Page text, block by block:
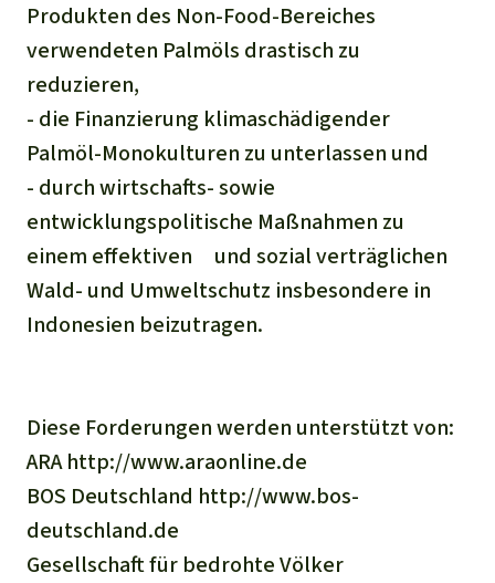
Produkten des Non-Food-Bereiches
verwendeten Palmöls drastisch zu
reduzieren,
- die Finanzierung klimaschädigender
Palmöl-Monokulturen zu unterlassen und
- durch wirtschafts- sowie
entwicklungspolitische Maßnahmen zu
einem effektiven und sozial verträglichen
Wald- und Umweltschutz insbesondere in
Indonesien beizutragen.
Diese Forderungen werden unterstützt von:
ARA http://www.araonline.de
BOS Deutschland http://www.bos-
deutschland.de
Gesellschaft für bedrohte Völker